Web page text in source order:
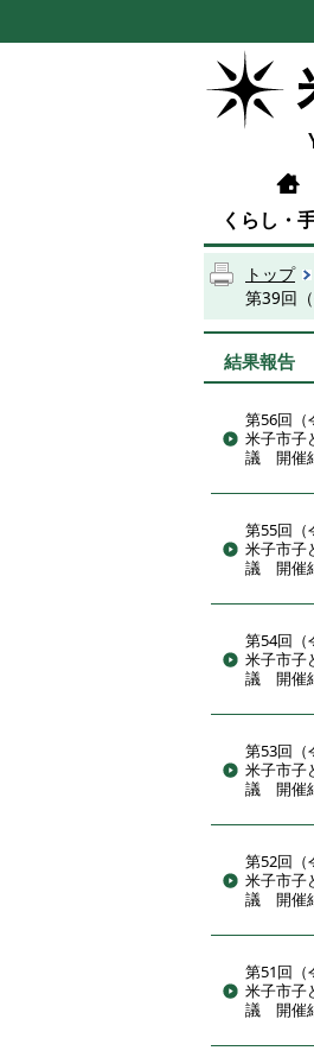
くらし・
トップ
第39回
結果報告
第56回（
米子市子
議 開催
第55回（
米子市子
議 開催
第54回（
米子市子
議 開催
第53回（
米子市子
議 開催
第52回（
米子市子
議 開催
第51回（
米子市子
議 開催